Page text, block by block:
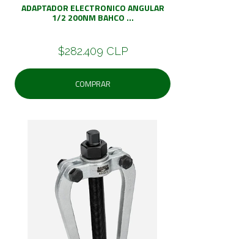
ADAPTADOR ELECTRONICO ANGULAR
1/2 200NM BAHCO ...
$282.409 CLP
COMPRAR